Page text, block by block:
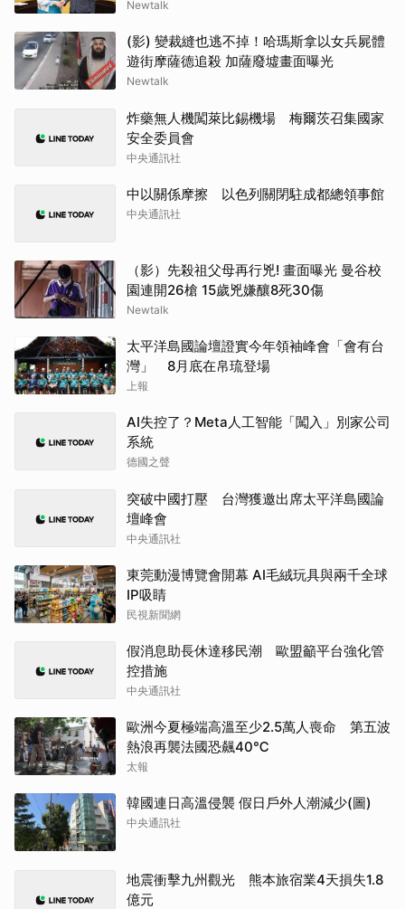
Newtalk
(影) 變裁縫也逃不掉！哈瑪斯拿以女兵屍體
遊街摩薩德追殺 加薩廢墟畫面曝光
Newtalk
炸藥無人機闖萊比錫機場 梅爾茨召集國家
安全委員會
中央通訊社
中以關係摩擦 以色列關閉駐成都總領事館
中央通訊社
（影）先殺祖父母再行兇! 畫面曝光 曼谷校
園連開26槍 15歲兇嫌釀8死30傷
Newtalk
太平洋島國論壇證實今年領袖峰會「會有台
灣」 8月底在帛琉登場
上報
AI失控了？Meta人工智能「闖入」別家公司
系統
德國之聲
突破中國打壓 台灣獲邀出席太平洋島國論
壇峰會
中央通訊社
東莞動漫博覽會開幕 AI毛絨玩具與兩千全球
IP吸睛
民視新聞網
假消息助長休達移民潮 歐盟籲平台強化管
控措施
中央通訊社
歐洲今夏極端高溫至少2.5萬人喪命 第五波
熱浪再襲法國恐飆40℃
太報
韓國連日高溫侵襲 假日戶外人潮減少(圖)
中央通訊社
地震衝擊九州觀光 熊本旅宿業4天損失1.8
億元